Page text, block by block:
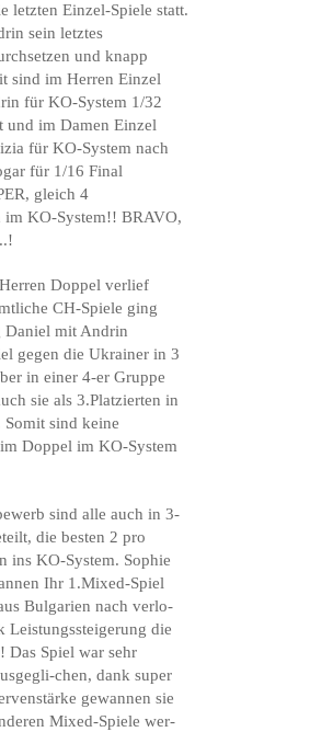
letzten Einzel-Spiele statt.
sein letztes
und knapp
sind im Herren Einzel
für KO-System 1/32
und im Damen Einzel
für KO-System nach
für 1/16 Final
gleich 4
im KO-System!! BRAVO,
Doppel verlief
CH-Spiele ging
Daniel mit Andrin
gegen die Ukrainer in 3
in einer 4-er Gruppe
sie als 3.Platzierten in
Somit sind keine
Doppel im KO-System
sind alle auch in 3-
die besten 2 pro
ins KO-System. Sophie
Ihr 1.Mixed-Spiel
Bulgarien nach verlo-
Leistungssteigerung die
Das Spiel war sehr
chen, dank super
gewannen sie
Mixed-Spiele wer-